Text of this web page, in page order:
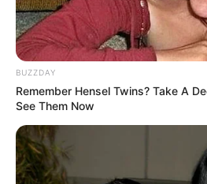
BUZZDAY
Remember Hensel Twins? Take A
See Them Now